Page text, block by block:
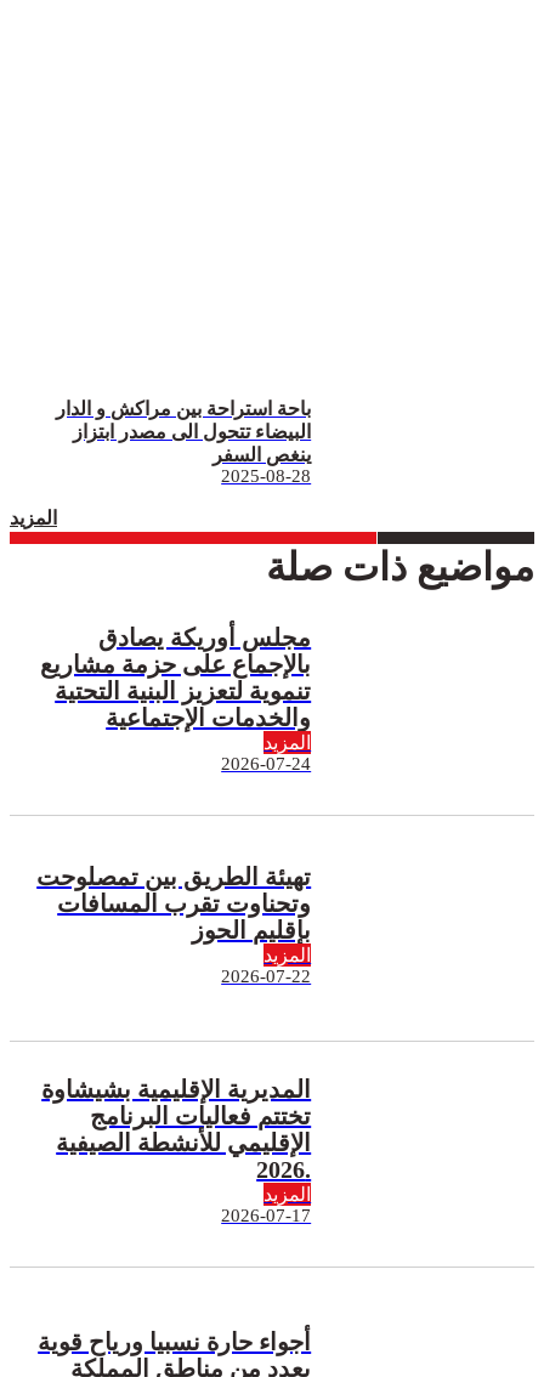
باحة استراحة بين مراكش و الدار
البيضاء تتحول الى مصدر ابتزاز
ينغص السفر
2025-08-28
المزيد
مواضيع ذات صلة
مجلس أوريكة يصادق
بالإجماع على حزمة مشاريع
تنموية لتعزيز البنية التحتية
والخدمات الإجتماعية
المزيد
2026-07-24
تهيئة الطريق بين تمصلوحت
وتحناوت تقرب المسافات
بإقليم الحوز
المزيد
2026-07-22
المديرية الإقليمية بشيشاوة
تختتم فعاليات البرنامج
الإقليمي للأنشطة الصيفية
2026.
المزيد
2026-07-17
أجواء حارة نسبيا ورياح قوية
بعدد من مناطق المملكة